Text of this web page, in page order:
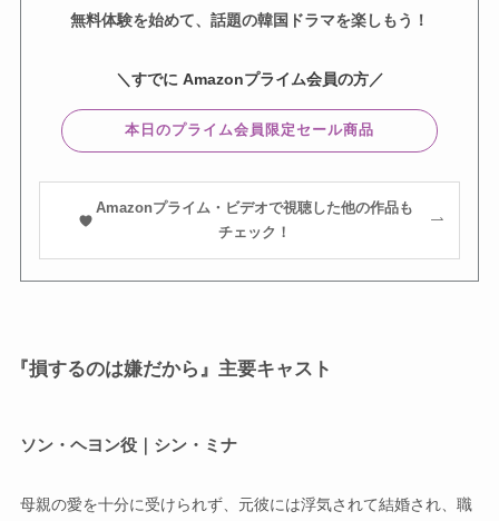
無料体験を始めて、話題の韓国ドラマを楽しもう！
＼すでに Amazonプライム会員の方／
本日のプライム会員限定セール商品
Amazonプライム・ビデオで視聴した他の作品も
チェック！
『損するのは嫌だから』主要キャスト
ソン・ヘヨン役｜シン・ミナ
母親の愛を十分に受けられず、元彼には浮気されて結婚され、職